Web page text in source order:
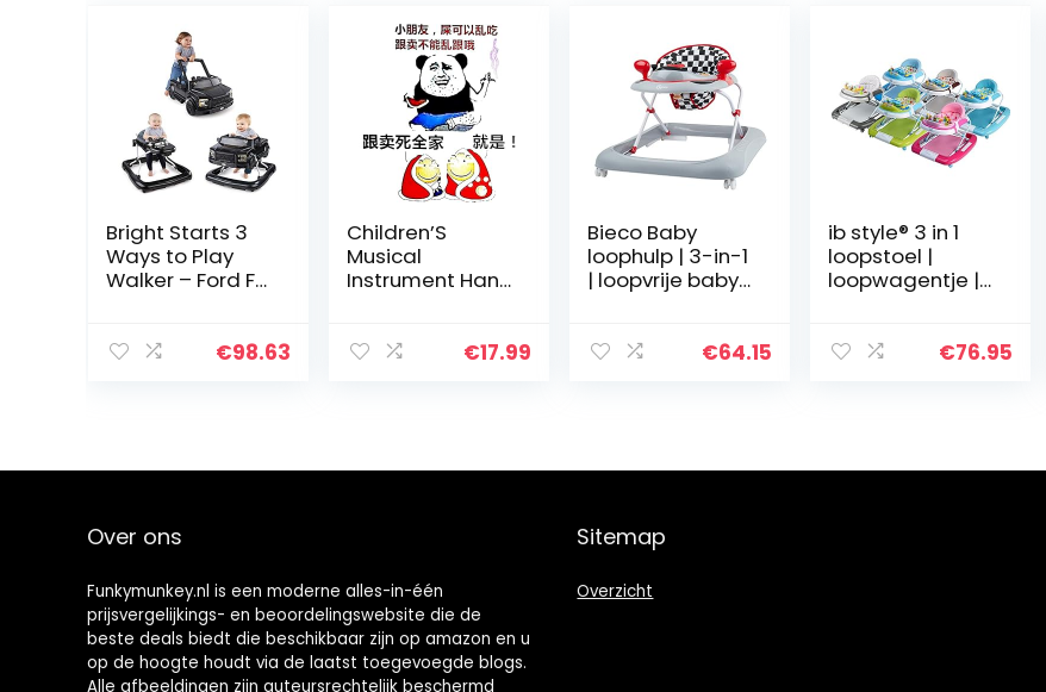
Bright Starts 3
Ways to Play
Walker – Ford F-
€98.63
Children’S
Musical
Instrument Hand
Tone Colorful
€17.99
Bieco Baby
loophulp | 3-in-1
| loopvrije baby
babywalker |
€64.15
ib style® 3 in 1
loopstoel |
loopwagentje |
e | licht en
€76.95
Over ons
Funkymunkey.nl is een moderne alles-in-één
prijsvergelijkings- en beoordelingswebsite die de
beste deals biedt die beschikbaar zijn op amazon en u
op de hoogte houdt via de laatst toegevoegde blogs.
Alle afbeeldingen zijn auteursrechtelijk beschermd
Sitemap
Overzicht